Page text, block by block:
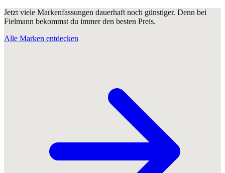
Jetzt viele Markenfassungen dauerhaft noch günstiger. Denn bei
Fielmann bekommst du immer den besten Preis.
Alle Marken entdecken